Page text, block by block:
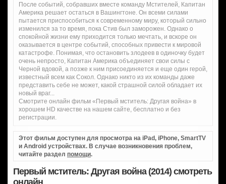
После событий, собравших вместе команду Мстителей, Капитан
Америка решает остаться в Вашингтоне. Он всеми силами
пытается приспособиться к современному миру, который сильно
изменился за то время, пока Стив был заморожен. Однако о
спокойной жизни ему приходится только мечтать, и вскоре он
оказывается в центре событий, способных привести к мировой
катастрофе. Понимая, что остановить злодеев в одиночку будет
очень непросто, Капитан Америка объединяет свои силы с
Черной вдовой, а позже к ним присоединяется и еще один герой,
известный всем как Сокол. Однако никто из их команды даже
представить себе не может, какой страшной силой обладает их
новый враг...
Смотрите онлайн фильм «Первый мститель: Другая война» в
хорошем HD качестве на нашем сайте, бесплатно и без
регистрации.
Этот фильм доступен для просмотра на iPad, iPhone, SmartTV
и Android устройствах. В случае возникновения проблем,
читайте раздел помощи.
Первый мститель: Другая война (2014) смотреть
онлайн